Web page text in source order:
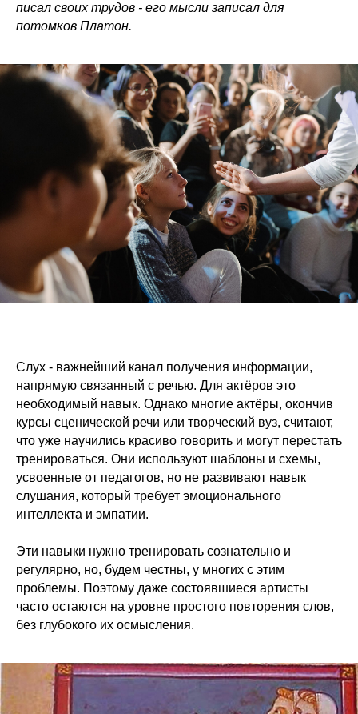
писал своих трудов - его мысли записал для
потомков Платон.
Слух - важнейший канал получения информации,
напрямую связанный с речью. Для актёров это
необходимый навык. Однако многие актёры, окончив
курсы сценической речи или творческий вуз, считают,
что уже научились красиво говорить и могут перестать
тренироваться. Они используют шаблоны и схемы,
усвоенные от педагогов, но не развивают навык
слушания, который требует эмоционального
интеллекта и эмпатии.
Эти навыки нужно тренировать сознательно и
регулярно, но, будем честны, у многих с этим
проблемы. Поэтому даже состоявшиеся артисты
часто остаются на уровне простого повторения слов,
без глубокого их осмысления.